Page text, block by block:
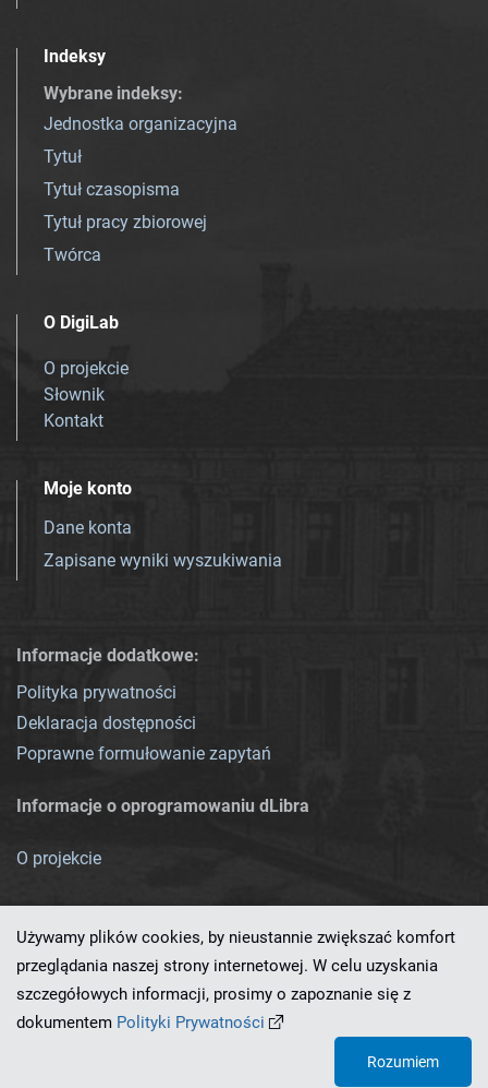
Indeksy
Wybrane indeksy:
Jednostka organizacyjna
Tytuł
Tytuł czasopisma
Tytuł pracy zbiorowej
Twórca
O DigiLab
O projekcie
Słownik
Kontakt
Moje konto
Dane konta
Zapisane wyniki wyszukiwania
Informacje dodatkowe:
Polityka prywatności
Deklaracja dostępności
Poprawne formułowanie zapytań
Informacje o oprogramowaniu dLibra
O projekcie
Ten serwis działa dzięki oprogramowaniu
Używamy plików cookies, by nieustannie zwiększać komfort
przeglądania naszej strony internetowej. W celu uzyskania
szczegółowych informacji, prosimy o zapoznanie się z
dokumentem Polityki Prywatności
Rozumiem